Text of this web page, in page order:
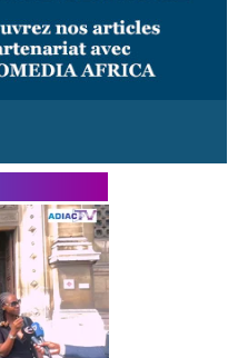
Diables rouges et
en Coupes d'Europe
: les mafias du
traite humaine